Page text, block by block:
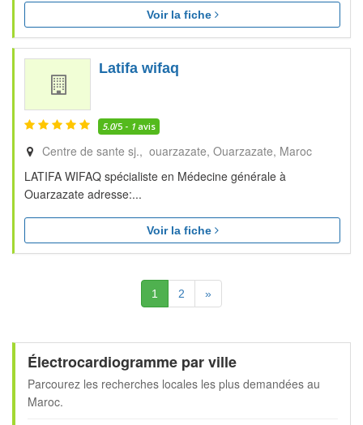
Voir la fiche
Latifa wifaq
5.0/5 - 1 avis
Centre de sante sj., ouarzazate Ouarzazate Maroc
LATIFA WIFAQ spécialiste en Médecine générale à
Ouarzazate adresse:...
Voir la fiche
1 (Actuelle)
2 »Suivante
Électrocardiogramme par ville
Parcourez les recherches locales les plus demandées au
Maroc.